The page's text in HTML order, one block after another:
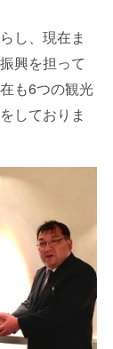
し、現在ま
興を担って
も6つの観光
しておりま